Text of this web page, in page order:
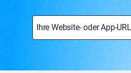
Ihre Website- oder App-URL